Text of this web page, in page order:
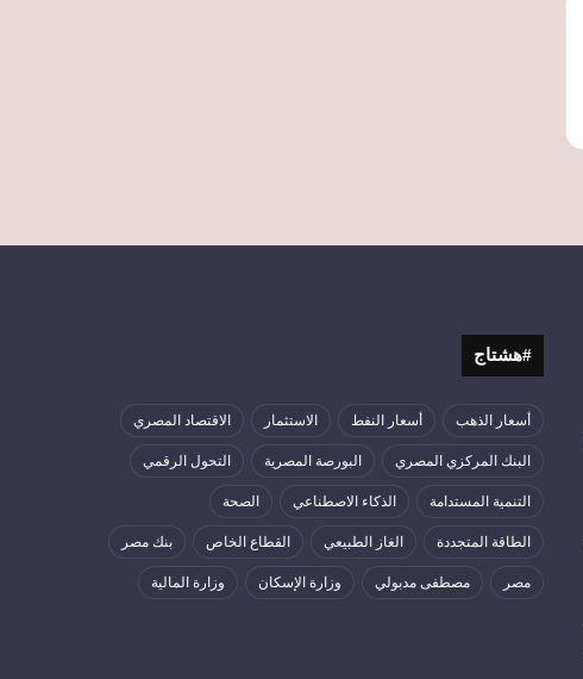
#هشتاج
أسعار الذهب أسعار النفط الاستثمار الاقتصاد المصري
البنك المركزي المصري البورصة المصرية التحول الرقمي
التنمية المستدامة الذكاء الاصطناعي الصحة
الطاقة المتجددة الغاز الطبيعي القطاع الخاص بنك مصر
مصر مصطفى مدبولي وزارة الإسكان وزارة المالية